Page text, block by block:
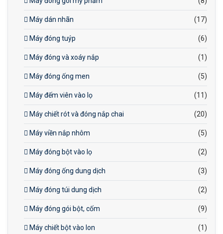
Máy dán nhãn (17)
Máy đóng tuýp (6)
Máy đóng và xoáy nắp (1)
Máy đóng ống men (5)
Máy đếm viên vào lọ (11)
Máy chiết rót và đóng nắp chai (20)
Máy viền nắp nhôm (5)
Máy đóng bột vào lọ (2)
Máy đóng ống dung dịch (3)
Máy đóng túi dung dịch (2)
Máy đóng gói bột, cốm (9)
Máy chiết bột vào lon (1)